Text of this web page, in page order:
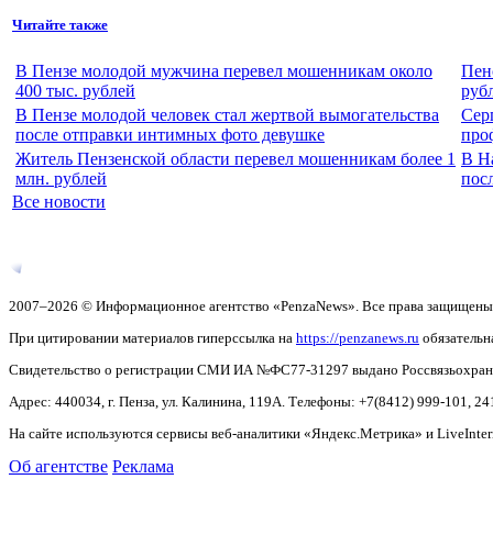
Читайте также
В Пензе молодой мужчина перевел мошенникам около
400 тыс. рублей
В Пензе молодой человек стал жертвой вымогательства
после отправки интимных фото девушке
Житель Пензенской области перевел мошенникам более 1
млн. рублей
В
Все новости
2007–2026 © Информационное агентство «PenzaNews». Все права
При цитировании материалов гиперссылка на https://penzanews.ru
Свидетельство о регистрации СМИ ИА №ФС77-31297 выдано
Адрес: 440034, г. Пенза, ул. Калинина, 119А. Телефоны: +7(8412) 999-101,
На сайте используются сервисы веб-аналитики «Яндекс.Метрика» и
Об агентстве Реклама